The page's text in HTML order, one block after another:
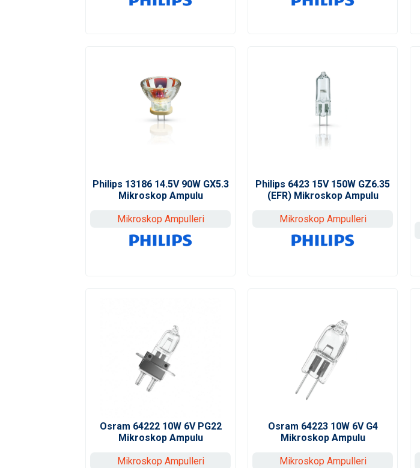
Philips 13186 14.5V 90W GX5.3
Mikroskop Ampulu
Mikroskop Ampulleri
Philips 6423 15V 150W GZ6.35
(EFR) Mikroskop Ampulu
Mikroskop Ampulleri
Osram 64222 10W 6V PG22
Mikroskop Ampulu
Mikroskop Ampulleri
Osram 64223 10W 6V G4
Mikroskop Ampulu
Mikroskop Ampulleri